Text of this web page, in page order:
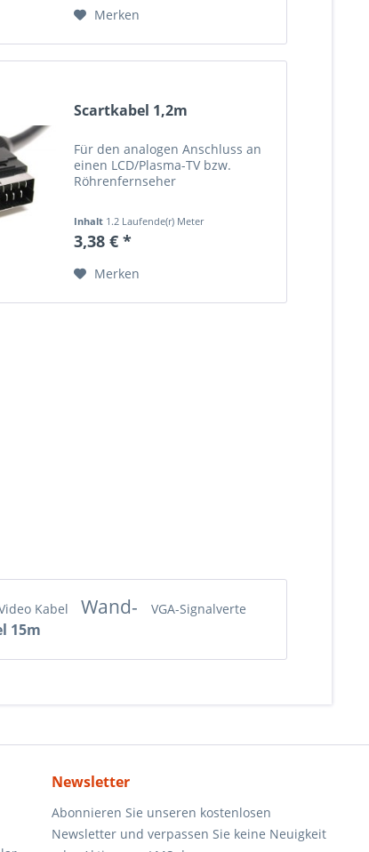
Merken
Scartkabel 1,2m
Für den analogen Anschluss an
einen LCD/Plasma-TV bzw.
Röhrenfernseher
Inhalt 1.2 Laufende(r) Meter
(2,82 € * / 1 Laufende(r) Meter)
3,38 € *
Merken
Kabel Wand- VGA-Signalverte
15m
Newsletter
Abonnieren Sie unseren kostenlosen
Newsletter und verpassen Sie keine Neuigkeit